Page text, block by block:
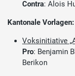
Contra: Alois
Kantonale Vorlagen:
Voksinitiative
Pro: Benjamin
Berikon